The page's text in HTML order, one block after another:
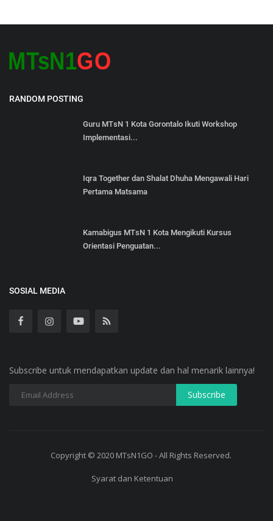
RANDOM POSTING
Guru MTsN 1 Kota Gorontalo Ikuti Workshop
Implementasi...
Iqra Together dan Shalat Dhuha Mengawali Hari
Pertama Matsama
Kamabigus MTsN 1 Kota Mengikuti Kursus
Orientasi Penguatan...
SOSIAL MEDIA
Subscribe untuk mendapatkan update dan hal menarik lainnya!
Copyright © 2020 MTsN1GO - All Rights Reserved.
Syarat dan Ketentuan